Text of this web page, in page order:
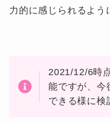
力的に感じられるよう
2021/12/6時
能ですが、今
できる様に検